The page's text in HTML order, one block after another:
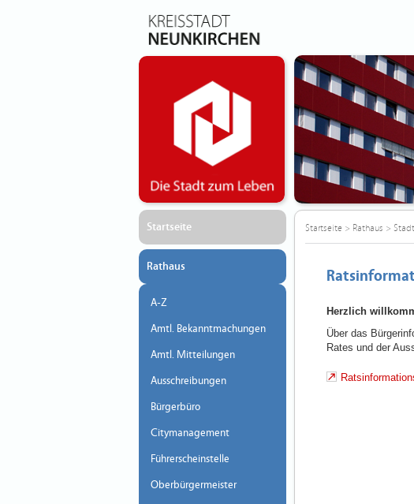
Startseite
Rathaus
A-Z
Amtl. Bekanntmachungen
Amtl. Mitteilungen
Ausschreibungen
Bürgerbüro
Citymanagement
Führerscheinstelle
Oberbürgermeister
Startseite> Rathaus >
Herzlich
Über das
Rates und der